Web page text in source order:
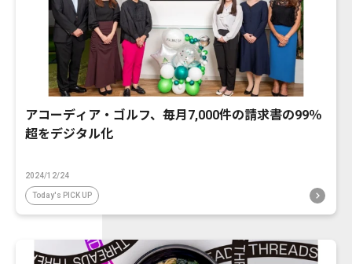
アコーディア・ゴルフ、毎月7,000件の請求書の99％
超をデジタル化
2024/12/24
Today's PICK UP